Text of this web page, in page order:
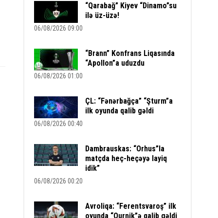
“Qarabağ” Kiyev “Dinamo”su
ilə üz-üzə!
06/08/2026 09:00
“Brann” Konfrans Liqasında
“Apollon”a uduzdu
06/08/2026 01:00
ÇL: “Fənərbağça” “Şturm”a
ilk oyunda qalib gəldi
06/08/2026 00:40
Dambrauskas: “Orhus”la
matçda heç-heçəyə layiq
idik”
06/08/2026 00:20
Avroliqa: “Ferentsvaroş” ilk
oyunda “Qurnik”ə qalib gəldi